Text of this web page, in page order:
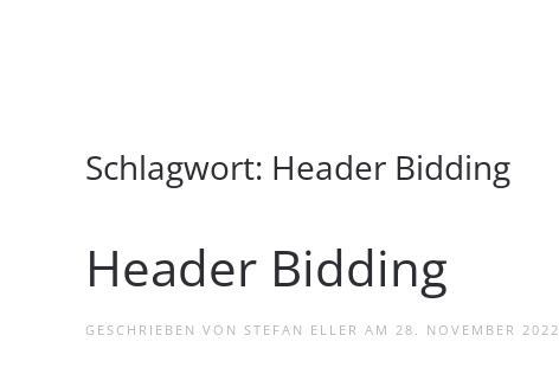
Schlagwort: Header Bidding
Header Bidding
GESCHRIEBEN VON STEFAN ELLER AM 28. NOVEMBER 2022